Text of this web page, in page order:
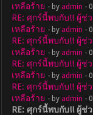
เหลือร้าย - by admin -
RE: ศุกร์นี้พบกับ!! ผู้ช่
เหลือร้าย - by admin -
RE: ศุกร์นี้พบกับ!! ผู้ช่
เหลือร้าย - by admin -
RE: ศุกร์นี้พบกับ!! ผู้ช่
เหลือร้าย - by admin -
RE: ศุกร์นี้พบกับ!! ผู้ช่
เหลือร้าย - by admin -
RE: ศุกร์นี้พบกับ!! ผู้ช่